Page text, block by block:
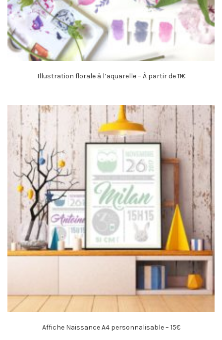
Illustration florale à l’aquarelle – À partir de 11€
Affiche Naissance A4 personnalisable – 15€